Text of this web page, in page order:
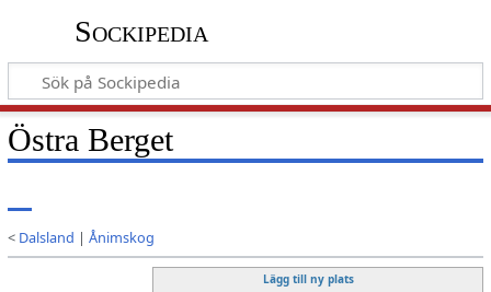
Sockipedia
Östra Berget
< Dalsland | Ånimskog
Lägg till ny plats